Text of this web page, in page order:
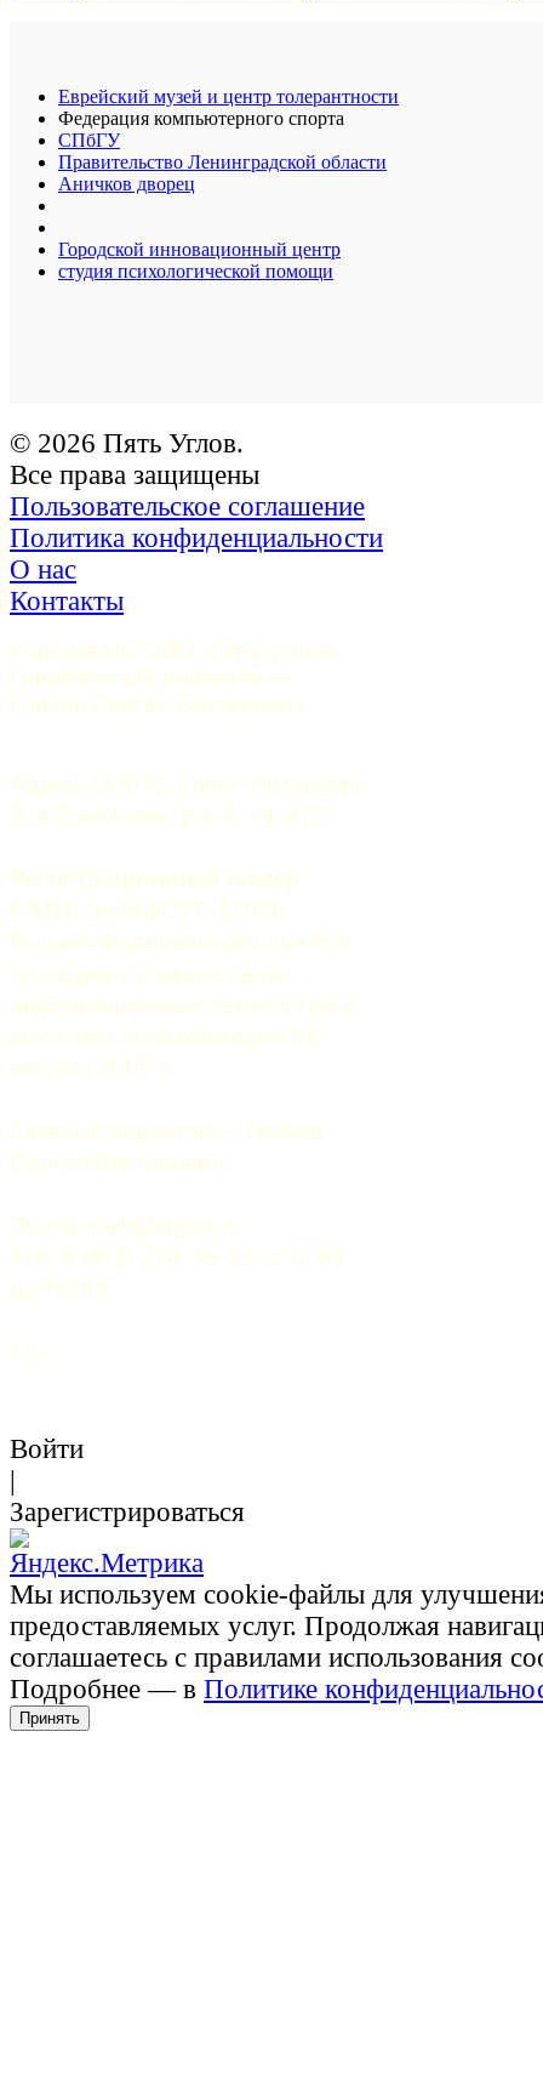
Еврейский музей и центр толерантности
Федерация компьютерного спорта
СПбГУ
Правительство Ленинградской области
Аничков дворец
Городской инновационный центр
студия психологической помощи
© 2026 Пять Углов.
Все права защищены
Пользовательское соглашение
Политика конфиденциальности
О нас
Контакты
Учредитель ООО «Пять углов».
Генеральный директор —
Грачев Сергей Викторович
Адрес: 191015, Санкт-Петербург,
9-я Советская, д.4-6, оф.415
Регистрационный номер
СМИ: Эл №ФС77-37070.
Выдано Федеральной службой
по надзору в сфере связи,
информационных технологий и
массовых коммуникаций 06
августа 2009 г.
Главный редактор — Грачев
Сергей Викторович.
Почта: mail@5uglov.ru
Тел. 8 (812) 274-35-25 (c 12.00
до 18.00)
12+
Войти
|
Зарегистрироваться
Мы используем cookie-файлы для
предоставляемых услуг. Продолжая
соглашаетесь с правилами использования
Подробнее — в Политике
Принять